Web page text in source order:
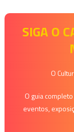
SIGA O
O
O guia
eventos,